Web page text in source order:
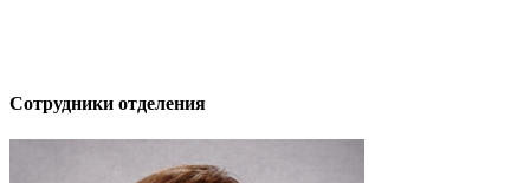
Сотрудники отделения